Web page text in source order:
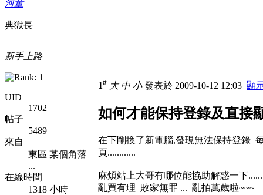
河童
典獄長
新手上路
UID
1702
帖子
5489
來自
東區 某個角落
...
在線時間
1318 小時
1# 大 中 小發表於 2009-10-12 12:03 顯
如何才能保持登錄及直接
在下剛換了新電腦,發現無法保持登錄_
頁............
麻煩站上大哥有哪位能協助解惑一下
亂買有理 敗家無罪 ... 亂拍萬歲啦~~~